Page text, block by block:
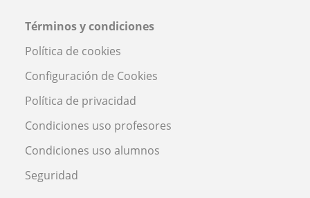
Términos y condiciones
Política de cookies
Configuración de Cookies
Política de privacidad
Condiciones uso profesores
Condiciones uso alumnos
Seguridad